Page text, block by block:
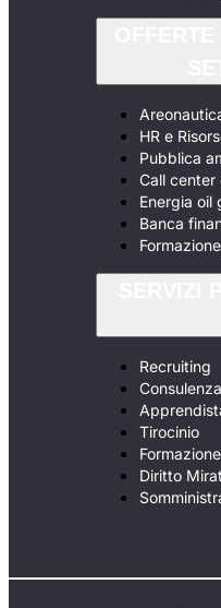
HR e
Pubblica
Call center
Energia oil
Banca
Formazione
Recruiting
Tirocinio
Formazione
Diritto